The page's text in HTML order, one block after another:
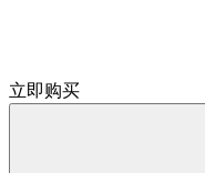
立即购买